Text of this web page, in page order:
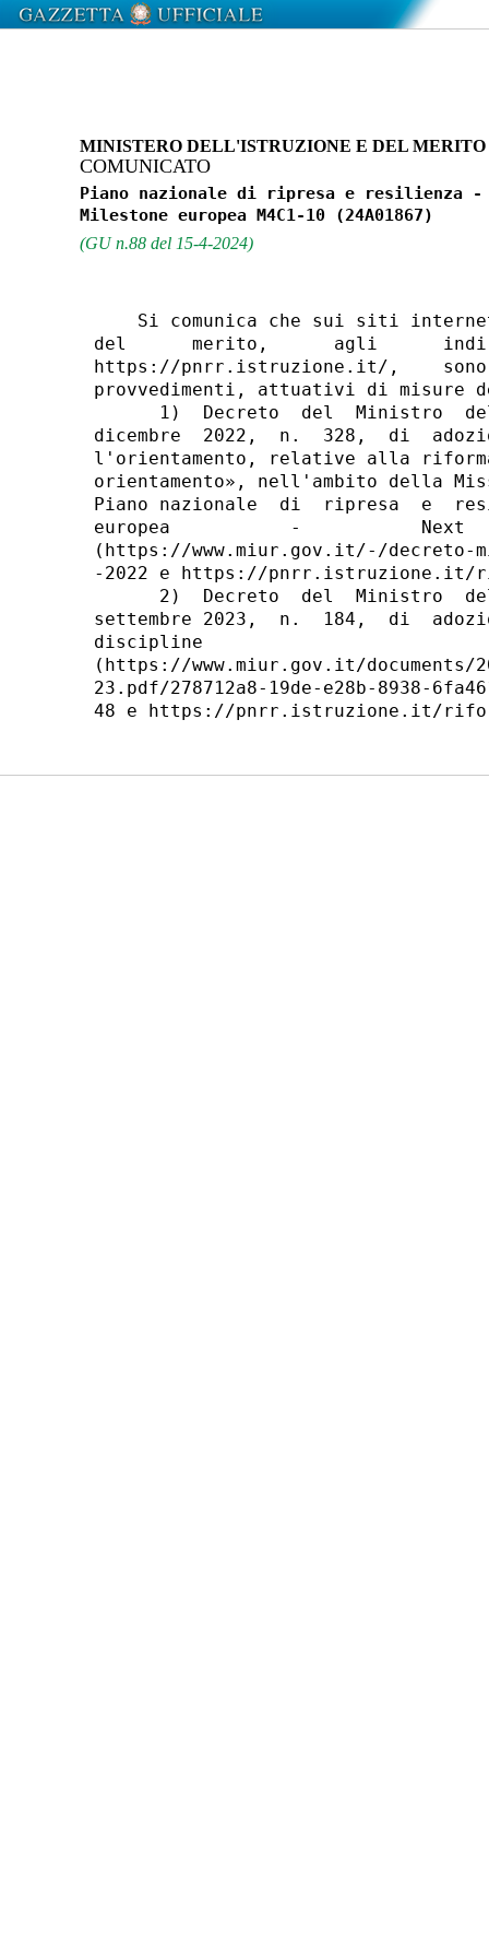
MINISTERO DELL'ISTRUZIONE E DEL MERITO
COMUNICATO
Piano nazionale di ripresa e resilienza -
(GU n.88 del 15-4-2024)
Si comunica che sui siti
del      merito,      agli
https://pnrr.istruzione.it/,
provvedimenti, attuativi di misure
1)  Decreto  del  Ministro
dicembre  2022,  n.  328,  di
l'orientamento, relative alla
orientamento», nell'ambito della
Piano nazionale  di  ripresa  e
europea           -           Next
(https://www.miur.gov.it/-/decreto-
-2022 e https://pnrr.istruzione.it/
2)  Decreto  del  Ministro
settembre 2023,  n.  184,  di
discipline
(https://www.miur.gov.it/documents/
23.pdf/278712a8-19de-e28b-8938-